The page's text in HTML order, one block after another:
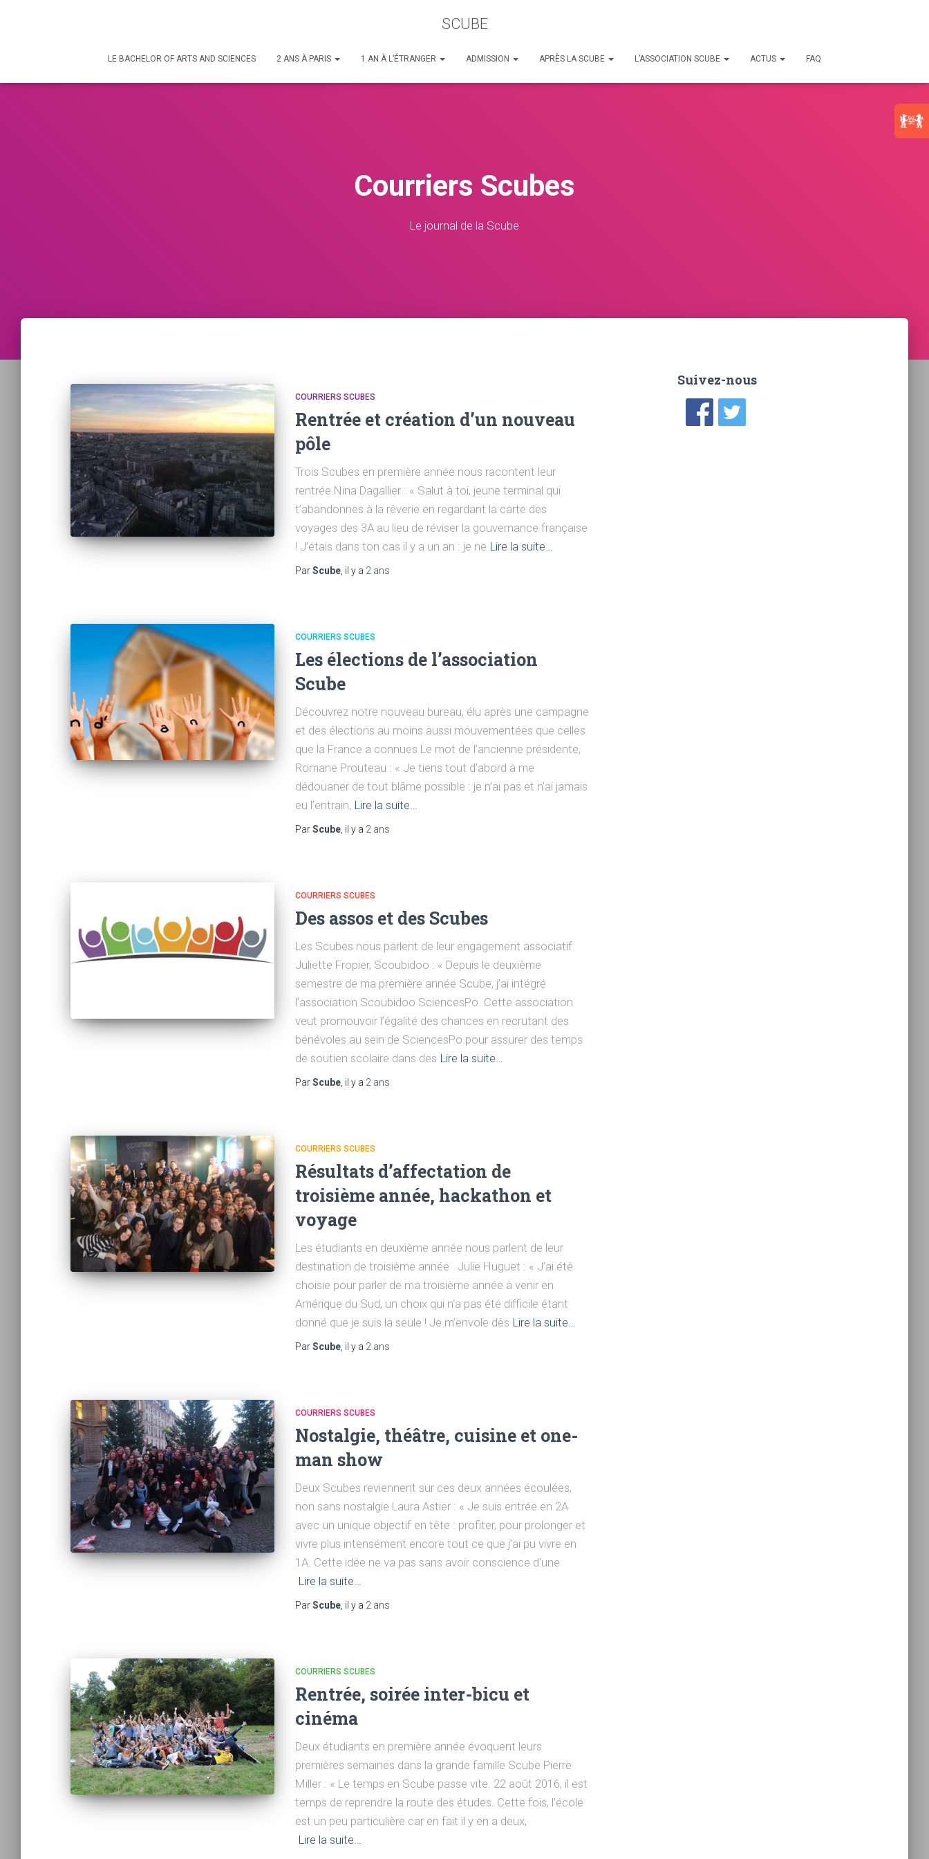
SCUBE
LE BACHELOR OF ARTS AND SCIENCES 2 ANS À PARIS 1 AN À L’ÉTRANGER ADMISSION APRÈS LA SCUBE L’ASSOCIATION SCUBE ACTUS FAQ
Courriers Scubes
Le journal de la Scube
COURRIERS SCUBES
Rentrée et création d’un nouveau
pôle
Trois Scubes en première année nous racontent leur
rentrée Nina Dagallier : « Salut à toi, jeune terminal qui
t’abandonnes à la rêverie en regardant la carte des
voyages des 3A au lieu de réviser la gouvernance française
! J’étais dans ton cas il y a un an : je ne Lire la suite…
ParScube , il y a 2 ans
COURRIERS SCUBES
Les élections de l’association
Scube
Découvrez notre nouveau bureau, élu après une campagne
et des élections au moins aussi mouvementées que celles
que la France a connues Le mot de l’ancienne présidente,
Romane Prouteau : « Je tiens tout d’abord à me
dédouaner de tout blâme possible : je n’ai pas et n’ai jamais
eu l’entrain, Lire la suite…
ParScube , il y a 2 ans
COURRIERS SCUBES
Des assos et des Scubes
Les Scubes nous parlent de leur engagement associatif
Juliette Fropier, Scoubidoo : « Depuis le deuxième
semestre de ma première année Scube, j’ai intégré
l’association Scoubidoo SciencesPo. Cette association
veut promouvoir l’égalité des chances en recrutant des
bénévoles au sein de SciencesPo pour assurer des temps
de soutien scolaire dans des Lire la suite…
ParScube , il y a 2 ans
COURRIERS SCUBES
Résultats d’affectation de
troisième année, hackathon et
voyage
Les étudiants en deuxième année nous parlent de leur
destination de troisième année Julie Huguet : « J’ai été
choisie pour parler de ma troisième année à venir en
Amérique du Sud, un choix qui n’a pas été difficile étant
donné que je suis la seule ! Je m’envole dès Lire la suite…
ParScube , il y a 2 ans
COURRIERS SCUBES
Nostalgie, théâtre, cuisine et one-
man show
Deux Scubes reviennent sur ces deux années écoulées,
non sans nostalgie Laura Astier : « Je suis entrée en 2A
avec un unique objectif en tête : profiter, pour prolonger et
vivre plus intensément encore tout ce que j’ai pu vivre en
1A. Cette idée ne va pas sans avoir conscience d’une
Lire la suite…
ParScube , il y a 2 ans
COURRIERS SCUBES
Rentrée, soirée inter-bicu et
cinéma
Deux étudiants en première année évoquent leurs
premières semaines dans la grande famille Scube Pierre
Miller : « Le temps en Scube passe vite. 22 août 2016, il est
temps de reprendre la route des études. Cette fois, l’école
est un peu particulière car en fait il y en a deux,
Lire la suite…
Suivez-nous